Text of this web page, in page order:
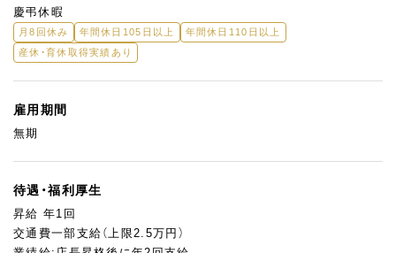
慶弔休暇
月8回休み 年間休日105日以上
年間休日110日以上
産休・育休取得実績あり
雇用期間
無期
待遇・福利厚生
昇給 年1回
交通費一部支給（上限2.5万円）